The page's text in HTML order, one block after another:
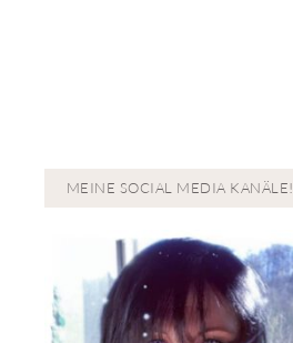
MEINE SOCIAL MEDIA KANÄLE!